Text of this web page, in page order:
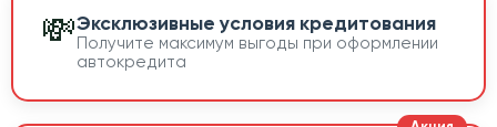
💸Эксклюзивные условия кредитования
Получите максимум выгоды при оформлении
автокредита